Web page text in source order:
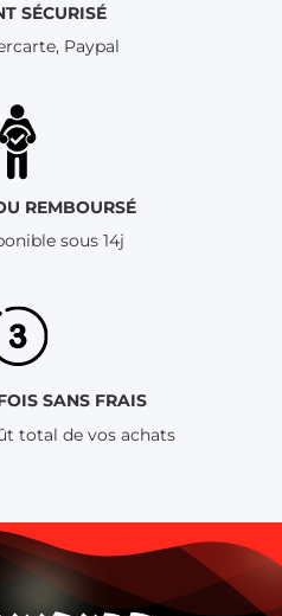
SÉCURISÉ
Paypal
REMBOURSÉ
sous 14j
SANS FRAIS
total de vos achats